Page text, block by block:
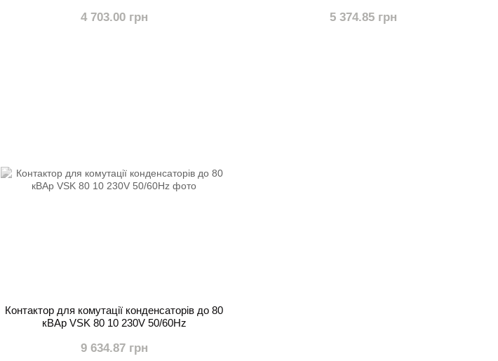
4 703.00 грн 5 374.85 грн
Контактор для комутації конденсаторів до 80
кВАр VSK 80 10 230V 50/60Hz
9 634.87 грн